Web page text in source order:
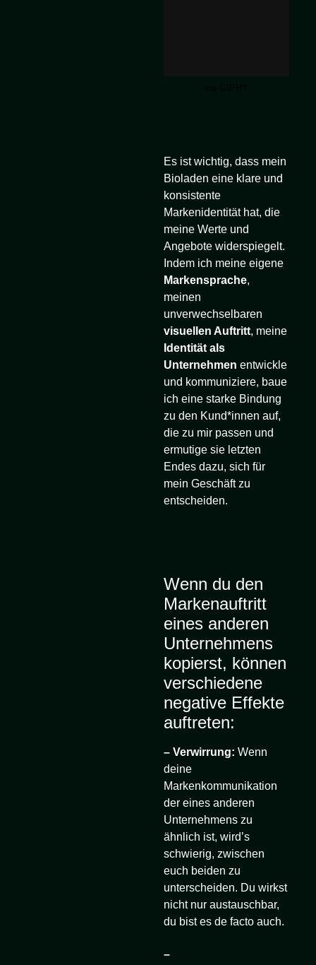
Es ist wichtig, dass mein
Bioladen eine klare und
konsistente
Markenidentität hat, die
meine Werte und
Angebote widerspiegelt.
Indem ich meine eigene
Markensprache,
meinen
unverwechselbaren
visuellen Auftritt, meine
Identität als
Unternehmen entwickle
und kommuniziere, baue
ich eine starke Bindung
zu den Kund*innen auf,
die zu mir passen und
ermutige sie letzten
Endes dazu, sich für
mein Geschäft zu
entscheiden.
Wenn du den
Markenauftritt
eines anderen
Unternehmens
kopierst, können
verschiedene
negative Effekte
auftreten:
– Verwirrung: Wenn
deine
Markenkommunikation
der eines anderen
Unternehmens zu
ähnlich ist, wird’s
schwierig, zwischen
euch beiden zu
unterscheiden. Du wirkst
nicht nur austauschbar,
du bist es de facto auch.
–